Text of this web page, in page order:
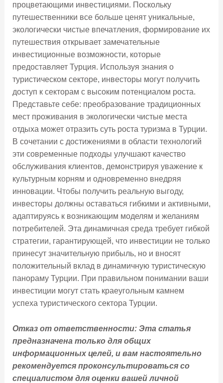
процветающими инвестициями. Поскольку
путешественники все больше ценят уникальные,
экологически чистые впечатления, формирование их
путешествия открывает замечательные
инвестиционные возможности, которые
предоставляет Турция. Используя знания о
туристическом секторе, инвесторы могут получить
доступ к секторам с высоким потенциалом роста.
Представьте себе: преобразование традиционных
мест проживания в экологически чистые места
отдыха может отразить суть роста туризма в Турции.
В сочетании с достижениями в области технологий
эти современные подходы улучшают качество
обслуживания клиентов, демонстрируя уважение к
культурным корням и одновременно внедряя
инновации. Чтобы получить реальную выгоду,
инвесторы должны оставаться гибкими и активными,
адаптируясь к возникающим моделям и желаниям
потребителей. Эта динамичная среда требует гибкой
стратегии, гарантирующей, что инвестиции не только
принесут значительную прибыль, но и вносят
положительный вклад в динамичную туристическую
панораму Турции. При правильном понимании ваши
инвестиции могут стать краеугольным камнем
успеха туристического сектора Турции.
Отказ от ответственности: Эта статья
предназначена только для общих
информационных целей, и вам настоятельно
рекомендуется проконсультироваться со
специалистом для оценки вашей личной